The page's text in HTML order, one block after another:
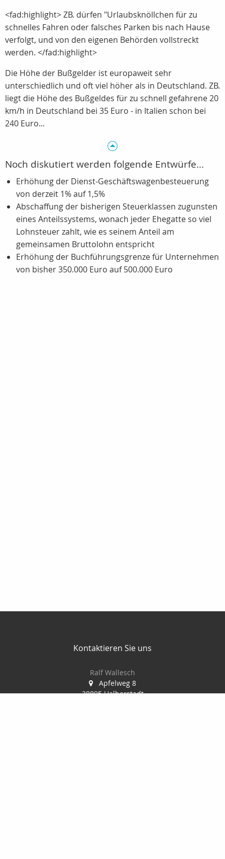
<fad:highlight> ZB. dürfen "Urlaubsknöllchen für zu
schnelles Fahren oder falsches Parken bis nach Hause
verfolgt, und von den eigenen Behörden vollstreckt
werden. </fad:highlight>
Die Höhe der Bußgelder ist europaweit sehr
unterschiedlich und oft viel höher als in Deutschland. ZB.
liegt die Höhe des Bußgeldes für zu schnell gefahrene 20
km/h in Deutschland bei 35 Euro - in Italien schon bei
240 Euro...
Noch diskutiert werden folgende Entwürfe...
Erhöhung der Dienst-Geschäftswagenbesteuerung
von derzeit 1% auf 1,5%
Abschaffung der bisherigen Steuerklassen zugunsten
eines Anteilssystems, wonach jeder Ehegatte so viel
Lohnsteuer zahlt, wie es seinem Anteil am
gemeinsamen Bruttolohn entspricht
Erhöhung der Buchführungsgrenze für Unternehmen
von bisher 350.000 Euro auf 500.000 Euro
Kontaktieren Sie uns
Ralf Wallesch
Apfelweg 8
38895 Halberstadt